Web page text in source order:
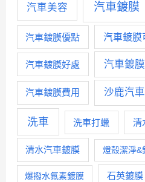
汽車美容 汽車鍍膜
汽車鍍膜優點 汽車鍍膜
汽車鍍膜好處 汽車鍍
汽車鍍膜費用 沙鹿汽
洗車 洗車打蠟 清
清水汽車鍍膜 燈殼潔淨&
爆撥水氟素鍍膜 石英鍍膜